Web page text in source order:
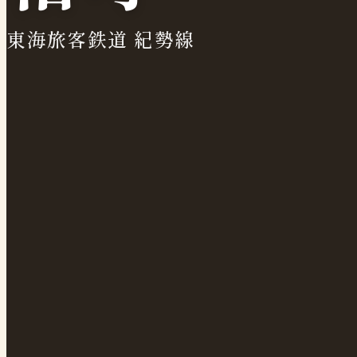
東海旅客鉄道 紀勢線